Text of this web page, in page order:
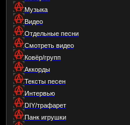
Музыка
Видео
Отдельные песни
Смотреть видео
Ковёр/групп
Аккорды
Тексты песен
Интервью
DIY/трафарет
Панк игрушки